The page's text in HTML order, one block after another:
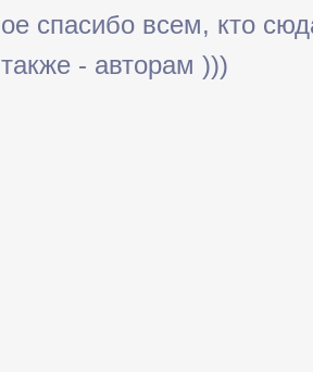
спасибо всем, кто
- авторам )))